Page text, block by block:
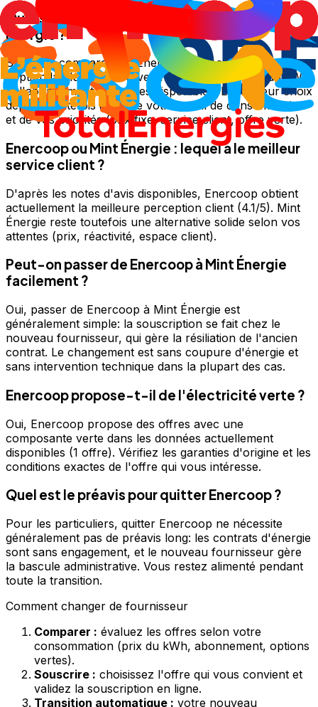
Qui est moins cher entre Enercoop et Mint
Énergie ?
Sur cette comparaison, Enercoop ressort comme
l'option la plus compétitive en combinant le prix du kWh
et l'abonnement des offres disponibles. Le meilleur choix
dépend toutefois aussi de votre profil de consommation
et de vos priorités (prix fixe, service client, offre verte).
Enercoop ou Mint Énergie : lequel a le meilleur
service client ?
D'après les notes d'avis disponibles, Enercoop obtient
actuellement la meilleure perception client (4.1/5). Mint
Énergie reste toutefois une alternative solide selon vos
attentes (prix, réactivité, espace client).
Peut-on passer de Enercoop à Mint Énergie
facilement ?
Oui, passer de Enercoop à Mint Énergie est
généralement simple: la souscription se fait chez le
nouveau fournisseur, qui gère la résiliation de l'ancien
contrat. Le changement est sans coupure d'énergie et
sans intervention technique dans la plupart des cas.
Enercoop propose-t-il de l'électricité verte ?
Oui, Enercoop propose des offres avec une
composante verte dans les données actuellement
disponibles (1 offre). Vérifiez les garanties d'origine et les
conditions exactes de l'offre qui vous intéresse.
Quel est le préavis pour quitter Enercoop ?
Pour les particuliers, quitter Enercoop ne nécessite
généralement pas de préavis long: les contrats d'énergie
sont sans engagement, et le nouveau fournisseur gère
la bascule administrative. Vous restez alimenté pendant
toute la transition.
Comment changer de fournisseur
Comparer : évaluez les offres selon votre
consommation (prix du kWh, abonnement, options
vertes).
Souscrire : choisissez l'offre qui vous convient et
validez la souscription en ligne.
Transition automatique : votre nouveau